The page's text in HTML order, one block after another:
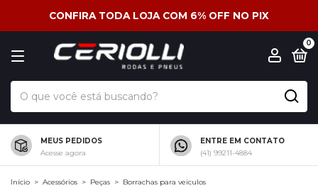
CONFIRA TODA LOJA COM 6% OFF NO PIX
0
MEUS PEDIDOS
Acesse agora
ENTRE EM CONTATO
(41) 99211-4884
Início > Acessórios > Peças > Borrachas para veiculos